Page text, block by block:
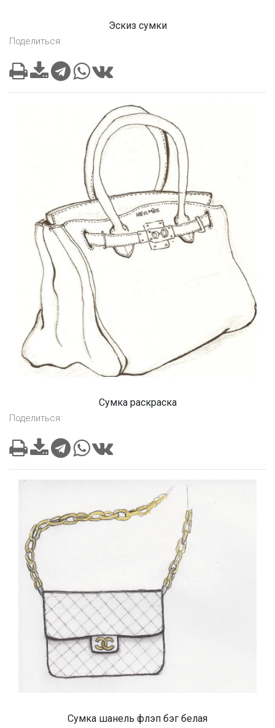
Эскиз сумки
Поделиться:
Сумка раскраска
Поделиться:
Сумка шанель флэп бэг белая